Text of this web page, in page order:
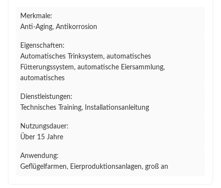
Merkmale:
Anti-Aging, Antikorrosion
Eigenschaften:
Automatisches Trinksystem, automatisches
Fütterungssystem, automatische Eiersammlung,
automatisches
Dienstleistungen:
Technisches Training, Installationsanleitung
Nutzungsdauer:
Über 15 Jahre
Anwendung:
Geflügelfarmen, Eierproduktionsanlagen, groß an